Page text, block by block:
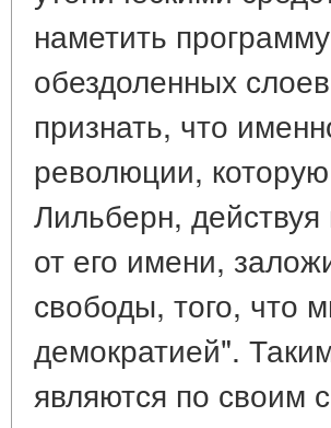
наметить
обездоленных
признать, что
революции,
Лильберн,
от его имени,
свободы, того, что
демократией".
являются по своим